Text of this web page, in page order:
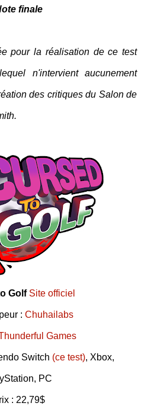
finale
pour la réalisation de ce test
n'intervient aucunement
des critiques du Salon de
Golf Site officiel
: Chuhailabs
Games
Switch (ce test), Xbox,
PC
: 22,79$